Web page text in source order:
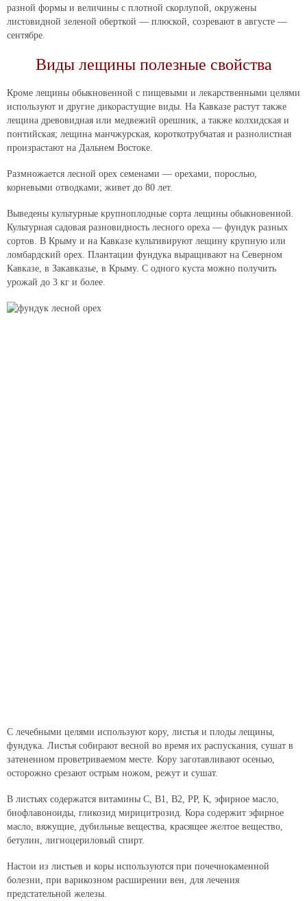
разной формы и величины с плотной скорлупой, окружены
листовидной зеленой оберткой — плюской, созревают в августе —
сентябре.
Виды лещины полезные свойства
Кроме лещины обыкновенной с пищевыми и лекарственными целями
используют и другие дикорастущие виды. На Кавказе растут также
лещина древовидная или медвежий орешник, а также колхидская и
понтийская; лещина манчжурская, короткотрубчатая и разнолистная
произрастают на Дальнем Востоке.
Размножается лесной орех семенами — орехами, порослью,
корневыми отводками; живет до 80 лет.
Выведены культурные крупноплодные сорта лещины обыкновенной.
Культурная садовая разновидность лесного ореха — фундук разных
сортов. В Крыму и на Кавказе культивируют лещину крупную или
ломбардский орех. Плантации фундука выращивают на Северном
Кавказе, в Закавказье, в Крыму. С одного куста можно получить
урожай до 3 кг и более.
С лечебными целями используют кору, листья и плоды лещины,
фундука. Листья собирают весной во время их распускания, сушат в
затененном проветриваемом месте. Кору заготавливают осенью,
осторожно срезают острым ножом, режут и сушат.
В листьях содержатся витамины С, В1, В2, РР, К, эфирное масло,
биофлавоноиды, гликозид мирицитрозид. Кора содержит эфирное
масло, вяжущие, дубильные вещества, красящее желтое вещество,
бетулин, лигноцериловый спирт.
Настои из листьев и коры используются при почечнокаменной
болезни, при варикозном расширении вен, для лечения
предстательной железы.